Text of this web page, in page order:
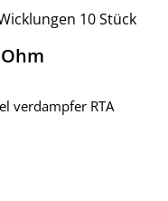
verdampfer RTA